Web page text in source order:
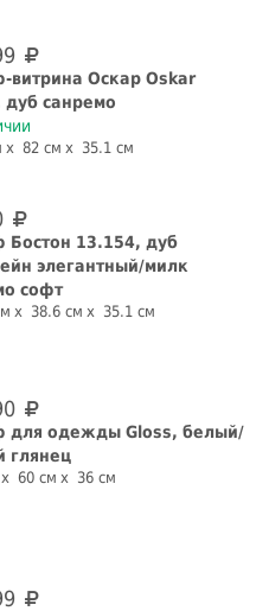
Оскар Oskar
дуб санремо
82 см 35.1 см
13.154, дуб
элегантный/милк
софт
38.6 см 35.1 см
одежды Gloss, белый/
глянец
60 см 36 см